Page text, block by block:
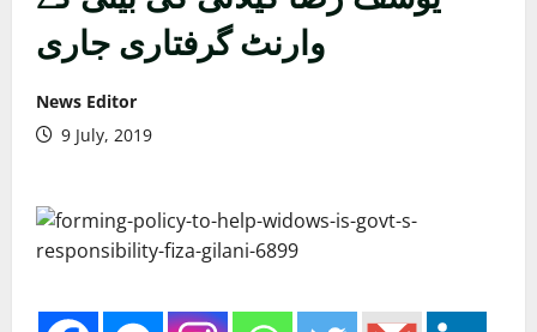
وارنٹ گرفتاری جاری
News Editor
9 July, 2019